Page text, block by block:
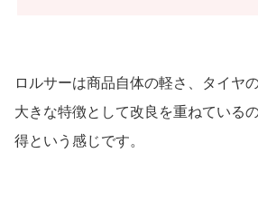
ロルサーは商品自体の軽さ、タイヤ
大きな特徴として改良を重ねている
得という感じです。